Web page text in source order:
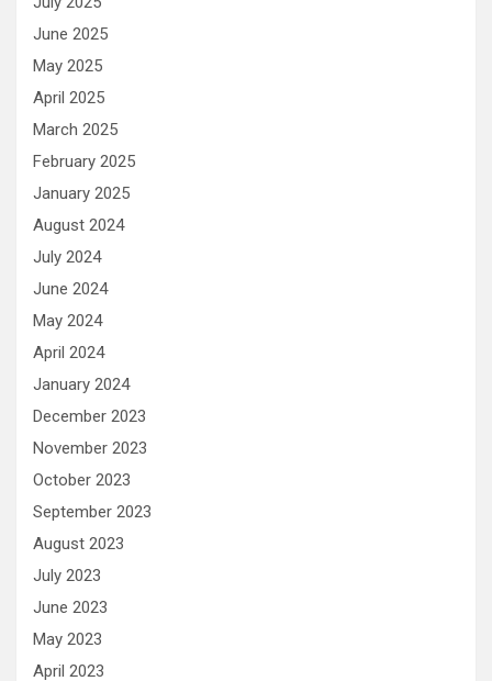
June 2025
May 2025
April 2025
March 2025
February 2025
January 2025
August 2024
July 2024
June 2024
May 2024
April 2024
January 2024
December 2023
November 2023
October 2023
September 2023
August 2023
July 2023
June 2023
May 2023
April 2023